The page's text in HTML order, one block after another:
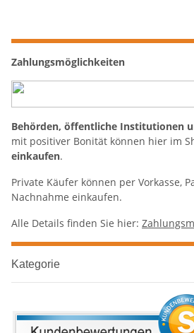
Zahlungsmöglichkeiten
Behörden, öffentliche Institutionen
mit positiver Bonität können hier im
einkaufen.
Private Käufer können per Vorkasse,
Nachnahme einkaufen.
Alle Details finden Sie hier:
Kategorie